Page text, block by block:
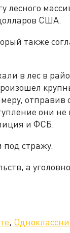
лесного
США.
также
в лес в
отправив
они
и ФСБ.
под стражу.
а
,